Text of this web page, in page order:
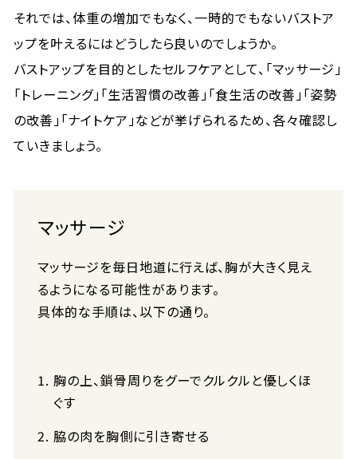
それでは、体重の増加でもなく、一時的でもないバストア
ップを叶えるにはどうしたら良いのでしょうか。
バストアップを目的としたセルフケアとして、「マッサージ」
「トレーニング」「生活習慣の改善」「食生活の改善」「姿勢
の改善」「ナイトケア」などが挙げられるため、各々確認し
ていきましょう。
マッサージ
マッサージを毎日地道に行えば、胸が大きく見え
るようになる可能性があります。
具体的な手順は、以下の通り。
胸の上、鎖骨周りをグーでクルクルと優しくほ
ぐす
脇の肉を胸側に引き寄せる